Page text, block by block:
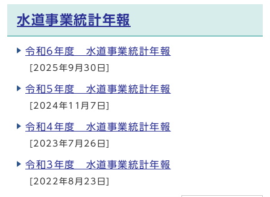
水道事業統計年報
令和6年度 水道事業統計年報
[2025年9月30日]
令和5年度 水道事業統計年報
[2024年11月7日]
令和4年度 水道事業統計年報
[2023年7月26日]
令和3年度 水道事業統計年報
[2022年8月23日]